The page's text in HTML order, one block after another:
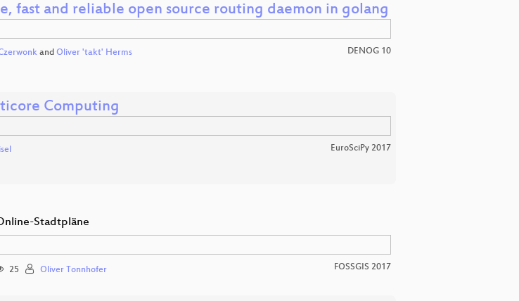
fast and reliable open source routing daemon in golang
and Oliver 'takt' Herms DENOG 10
Computing
EuroSciPy 2017
Stadtpläne
25 Oliver Tonnhofer FOSSGIS 2017